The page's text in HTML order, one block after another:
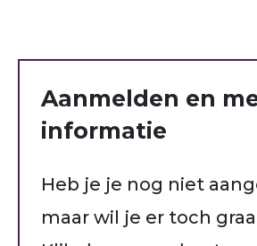
Aanmelden en
informatie
Heb je je nog niet
maar wil je er toch